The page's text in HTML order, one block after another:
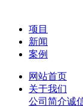
项目
新闻
案例
网站首页
关于我们
公司简介诚